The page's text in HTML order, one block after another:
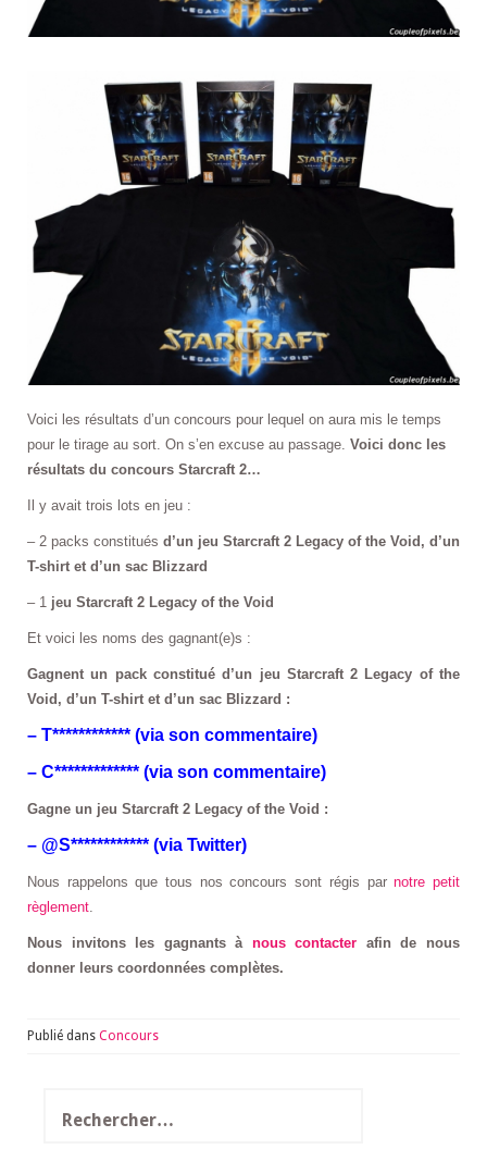
Voici les résultats d’un concours pour lequel on aura mis le temps
pour le tirage au sort. On s’en excuse au passage. Voici donc les
résultats du concours Starcraft 2…
Il y avait trois lots en jeu :
– 2 packs constitués d’un jeu Starcraft 2 Legacy of the Void, d’un
T-shirt et d’un sac Blizzard
– 1 jeu Starcraft 2 Legacy of the Void
Et voici les noms des gagnant(e)s :
Gagnent un pack constitué d’un jeu Starcraft 2 Legacy of the
Void, d’un T-shirt et d’un sac Blizzard :
– T************ (via son commentaire)
– C************* (via son commentaire)
Gagne un jeu Starcraft 2 Legacy of the Void :
– @S************ (via Twitter)
Nous rappelons que tous nos concours sont régis parnotre petit
règlement.
Nous invitons les gagnants à nous contacter afin de nous
donner leurs coordonnées complètes.
Publié dans Concours